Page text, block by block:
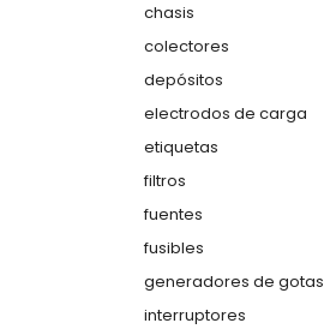
chasis
colectores
depósitos
electrodos de carga
etiquetas
filtros
fuentes
fusibles
generadores de gotas
interruptores